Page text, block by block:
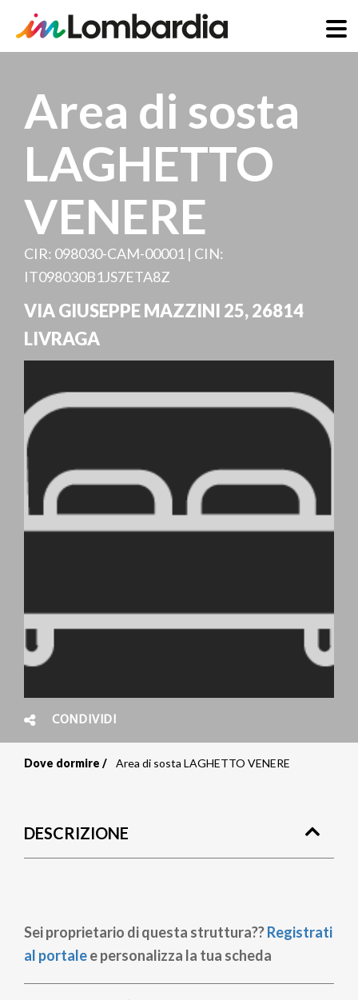
contenuto
principale
Area di sosta
LAGHETTO
VENERE
CIR: 098030-CAM-00001 | CIN:
IT098030B1JS7ETA8Z
VIA GIUSEPPE MAZZINI 25,26814
LIVRAGA
CONDIVIDI
pane
Dove dormire Area di sosta LAGHETTO VENERE
DESCRIZIONE
Sei proprietario di questa struttura??Registrati
al portalee personalizza la tua scheda